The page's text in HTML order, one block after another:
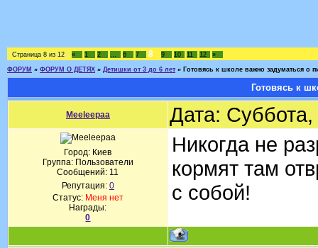
Страница 8 из 12 « 1 2 … 6 7 8 9 10 11 12 »
ФОРУМ » ФОРУМ О ДЕТЯХ » Детишки от 3 до 6 лет » Готовясь к школе важно задуматься о
Готовясь к
Meeleepaa Дата:
Город: Киев
Группа: Пользователи
Сообщений: 11
Репутация: 0
Статус: Меня нет
Награды:
0
Никогда не
кормят там
с собой!